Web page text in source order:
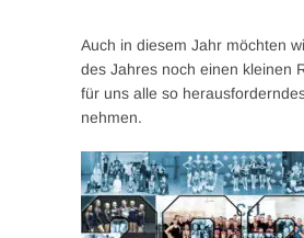
Auch in diesem Jahr möchten
des Jahres noch einen kleinen
für uns alle so
nehmen.